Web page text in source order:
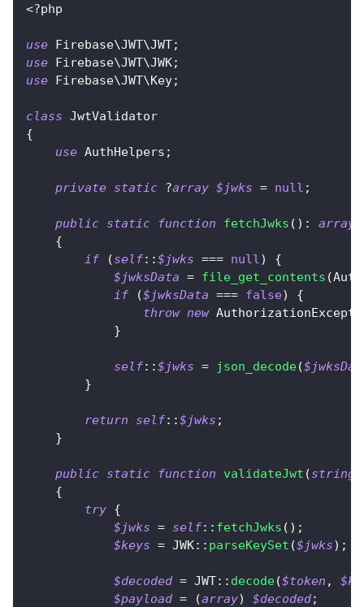
<?php
use Firebase\JWT\JWT;
use Firebase\JWT\JWK;
use Firebase\JWT\Key;
class JwtValidator
{
use AuthHelpers ;
private static ?array $jwks = null ;
public static function fetchJwks ( ) :
array
{
if
(self::$jwks === null )
{
$jwksData = file_get_contents (
if
($jwksData === false)
{
throw new
}
self::$jwks = json_decode(
}
return self::$jwks ;
}
public static function validateJwt (string
{
try {
$jwks = self:: fetchJwks ( ) ;
$keys = JWK:: parseKeySet ($jwks) ;
$decoded = JWT:: decode($token ,
$payload = (array) $decoded;